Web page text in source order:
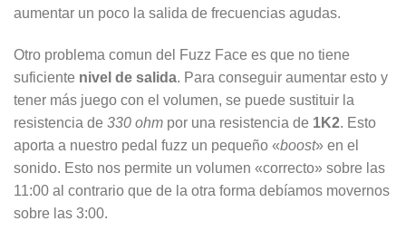
aumentar un poco la salida de frecuencias agudas.
Otro problema comun del Fuzz Face es que no tiene
suficiente nivel de salida. Para conseguir aumentar esto y
tener más juego con el volumen, se puede sustituir la
resistencia de 330 ohm por una resistencia de 1K2. Esto
aporta a nuestro pedal fuzz un pequeño «boost» en el
sonido. Esto nos permite un volumen «correcto» sobre las
11:00 al contrario que de la otra forma debíamos movernos
sobre las 3:00.